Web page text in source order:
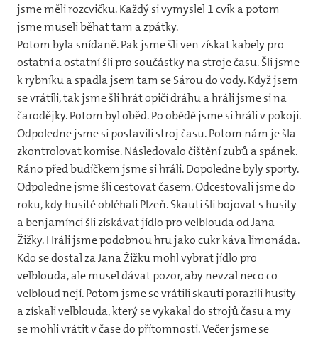
jsme měli rozcvičku. Každý si vymyslel 1 cvik a potom
jsme museli běhat tam a zpátky.
Potom byla snídaně. Pak jsme šli ven získat kabely pro
ostatní a ostatní šli pro součástky na stroje času. Šli jsme
k rybníku a spadla jsem tam se Sárou do vody. Když jsem
se vrátili, tak jsme šli hrát opičí dráhu a hráli jsme si na
čarodějky. Potom byl oběd. Po obědě jsme si hráli v pokoji.
Odpoledne jsme si postavili stroj času. Potom nám je šla
zkontrolovat komise. Následovalo čištění zubů a spánek.
Ráno před budíčkem jsme si hráli. Dopoledne byly sporty.
Odpoledne jsme šli cestovat časem. Odcestovali jsme do
roku, kdy husité obléhali Plzeň. Skauti šli bojovat s husity
a benjamínci šli získávat jídlo pro velblouda od Jana
Žižky. Hráli jsme podobnou hru jako cukr káva limonáda.
Kdo se dostal za Jana Žižku mohl vybrat jídlo pro
velblouda, ale musel dávat pozor, aby nevzal neco co
velbloud nejí. Potom jsme se vrátili skauti porazili husity
a získali velblouda, který se vykakal do strojů času a my
se mohli vrátit v čase do přítomnosti. Večer jsme se